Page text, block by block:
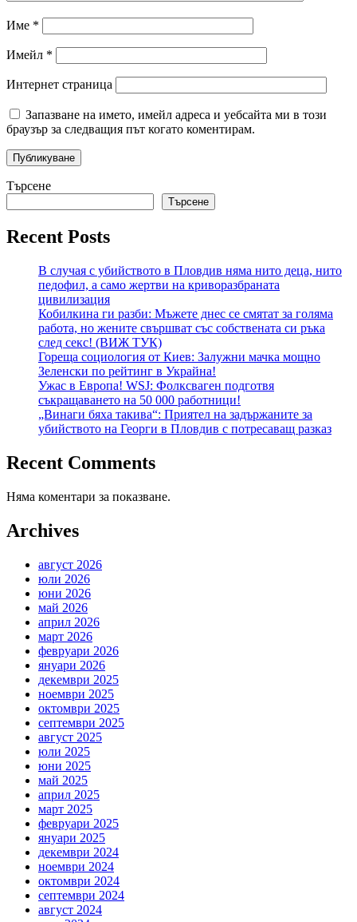
Име *
Имейл *
Интернет страница
Запазване на името, имейл адреса и уебсайта ми в този
браузър за следващия път когато коментирам.
Търсене
Търсене
Recent Posts
В случая с убийството в Пловдив няма нито деца, нито
педофил, а само жертви на криворазбраната
цивилизация
Кобилкина ги разби: Мъжете днес се смятат за голяма
работа, но жените свършват със собствената си ръка
след секс! (ВИЖ ТУК)
Гореща социология от Киев: Залужни мачка мощно
Зеленски по рейтинг в Украйна!
Ужас в Европа! WSJ: Фолксваген подготвя
съкращаването на 50 000 работници!
„Винаги бяха такива“: Приятел на задържаните за
убийството на Георги в Пловдив с потресаващ разказ
Recent Comments
Няма коментари за показване.
Archives
август 2026
юли 2026
юни 2026
май 2026
април 2026
март 2026
февруари 2026
януари 2026
декември 2025
ноември 2025
октомври 2025
септември 2025
август 2025
юли 2025
юни 2025
май 2025
април 2025
март 2025
февруари 2025
януари 2025
декември 2024
ноември 2024
октомври 2024
септември 2024
август 2024